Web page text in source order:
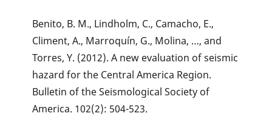
Benito, B. M., Lindholm, C., Camacho, E.,
Climent, A., Marroquín, G., Molina, …, and
Torres, Y. (2012). A new evaluation of seismic
hazard for the Central America Region.
Bulletin of the Seismological Society of
America. 102(2): 504-523.